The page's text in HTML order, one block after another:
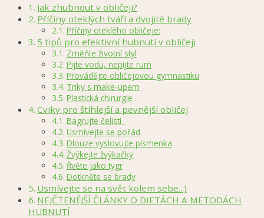
Jak zhubnout v obličeji?
Příčiny oteklých tváří a dvojité brady
Příčiny oteklého obličeje:
5 tipů pro efektivní hubnutí v obličeji
Změňte životní styl
Pijte vodu, nepijte rum
Provádějte obličejovou gymnastiku
Triky s make-upem
Plastická chirurgie
Cviky pro štíhlejší a pevnější obličej
Bagrujte čelistí
Usmívejte se pořád
Dlouze vyslovujte písmenka
Žvýkejte žvýkačky
Řvěte jako tygr
Dotkněte se brady
Usmívejte se na svět kolem sebe..:)
NEJČTENĚJŠÍ ČLÁNKY O DIETÁCH A METODÁCH
HUBNUTÍ